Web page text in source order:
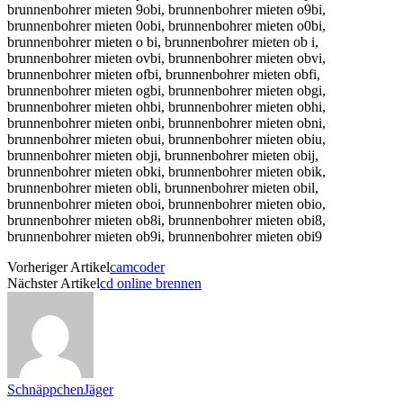
Vorheriger Artikelcamcoder
Nächster Artikelcd online brennen
SchnäppchenJäger